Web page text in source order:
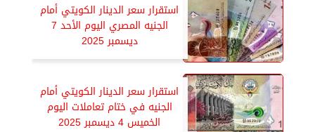
استقرار سعر الدينار الكويتي أمام
الجنيه المصري اليوم الأحد 7
ديسمبر 2025
استقرار سعر الدينار الكويتي أمام
الجنيه في ختام تعاملات اليوم
الخميس 4 ديسمبر 2025